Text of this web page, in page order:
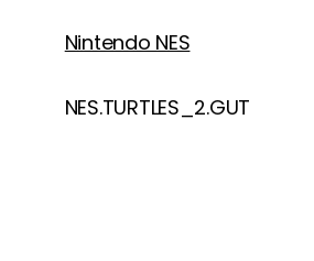
Nintendo NES
NES.TURTLES_2.GUT